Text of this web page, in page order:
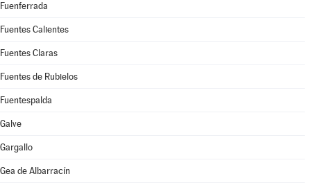
Fuenferrada
Fuentes Calientes
Fuentes Claras
Fuentes de Rubielos
Fuentespalda
Galve
Gargallo
Gea de Albarracín